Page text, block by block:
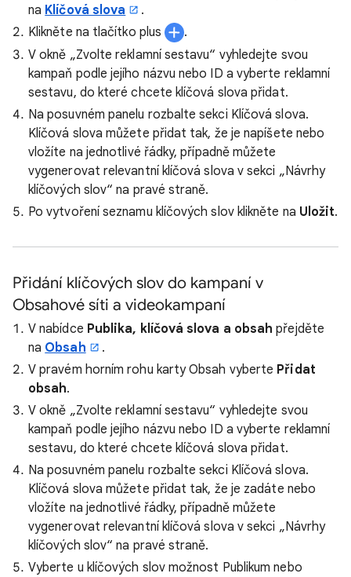
na Klíčová slova
.
Klikněte na tlačítko plus
.
V okně „Zvolte reklamní sestavu“ vyhledejte svou
kampaň podle jejího názvu nebo ID a vyberte reklamní
sestavu, do které chcete klíčová slova přidat.
Na posuvném panelu rozbalte sekci Klíčová slova.
Klíčová slova můžete přidat tak, že je napíšete nebo
vložíte na jednotlivé řádky, případně můžete
vygenerovat relevantní klíčová slova v sekci „Návrhy
klíčových slov“ na pravé straně.
Po vytvoření seznamu klíčových slov klikněte na Uložit.
Přidání klíčových slov do kampaní v
Obsahové síti a videokampaní
V nabídce Publika, klíčová slova a obsah přejděte
na Obsah
.
V pravém horním rohu karty Obsah vyberte Přidat
obsah.
V okně „Zvolte reklamní sestavu“ vyhledejte svou
kampaň podle jejího názvu nebo ID a vyberte reklamní
sestavu, do které chcete klíčová slova přidat.
Na posuvném panelu rozbalte sekci Klíčová slova.
Klíčová slova můžete přidat tak, že je zadáte nebo
vložíte na jednotlivé řádky, případně můžete
vygenerovat relevantní klíčová slova v sekci „Návrhy
klíčových slov“ na pravé straně.
Vyberte u klíčových slov možnost Publikum nebo